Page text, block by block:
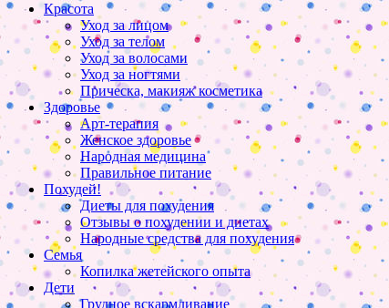
Красота
Уход за лицом
Уход за телом
Уход за волосами
Уход за ногтями
Прическа, макияж косметика
Здоровье
Арт-терапия
Женское здоровье
Народная медицина
Правильное питание
Похудей!
Диеты для похудения
Отзывы о похудении и диетах
Народные средства для похудения
Семья
Копилка жетейского опыта
Дети
Грудное вскармливание